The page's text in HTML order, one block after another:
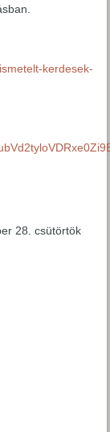
kerdesek-
28. csütörtök